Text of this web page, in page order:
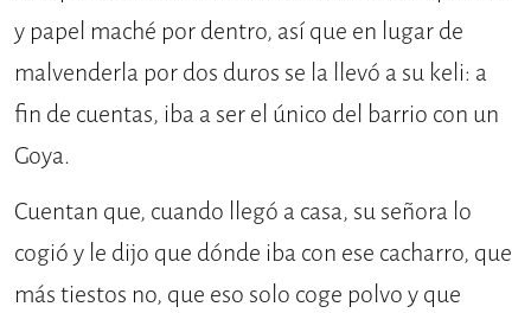
y papel maché por dentro, así que en lugar de
malvenderla por dos duros se la llevó a su keli: a
fin de cuentas, iba a ser el único del barrio con un
Goya.
Cuentan que, cuando llegó a casa, su señora lo
cogió y le dijo que dónde iba con ese cacharro, que
más tiestos no, que eso solo coge polvo y que